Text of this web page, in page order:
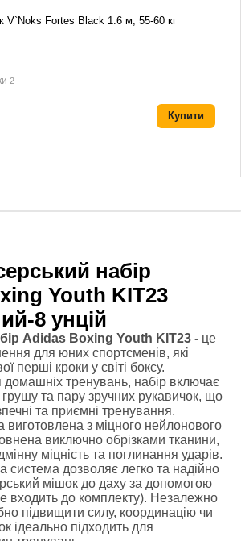
V`Noks Fortes Black 1.6 м, 55-60 кг
2
Купити
набір
Youth KIT23
8 унцій
Adidas Boxing Youth KIT23 - це
для юних спортсменів, які
перші кроки у світі боксу.
тренувань, набір включає
грушу та пару зручних рукавичок, що
та приємні тренування.
виготовлена ​​з міцного нейлонового
виключно обрізками тканини,
міцність та поглинання ударів.
система дозволяє легко та надійно
мішок до даху за допомогою
входить до комплекту). Незалежно
підвищити силу, координацію чи
ідеально підходить для